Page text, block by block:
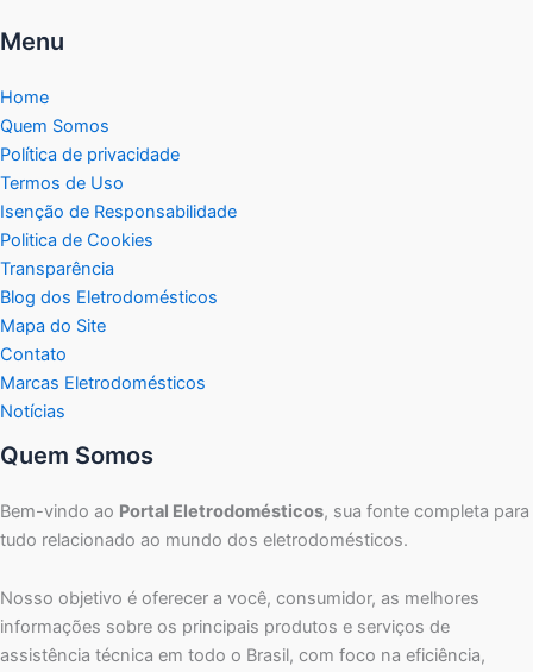
Menu
Home
Quem Somos
Política de privacidade
Termos de Uso
Isenção de Responsabilidade
Politica de Cookies
Transparência
Blog dos Eletrodomésticos
Mapa do Site
Contato
Marcas Eletrodomésticos
Notícias
Quem Somos
Bem-vindo ao Portal Eletrodomésticos, sua fonte completa para
tudo relacionado ao mundo dos eletrodomésticos.
Nosso objetivo é oferecer a você, consumidor, as melhores
informações sobre os principais produtos e serviços de
assistência técnica em todo o Brasil, com foco na eficiência,